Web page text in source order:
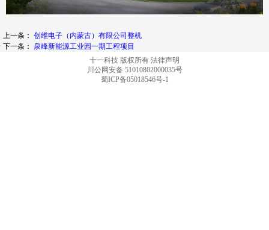
上一条： 创维电子（内蒙古）有限公司整机
下一条： 泉峰新能源工业园一期工程项目
十一科技 版权所有 法律声明
川公网安备 51010802000035号
蜀ICP备05018546号-1